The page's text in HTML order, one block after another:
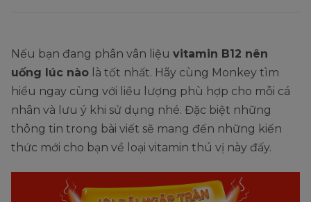
Nếu bạn đang phân vân liệu vitamin B12 nên
uống lúc nào là tốt nhất. Hãy cùng Monkey tìm
hiểu ngay cùng với liều lượng phù hợp cho mỗi cá
nhân và lưu ý khi sử dụng nhé. Đặc biệt những
thông tin trong bài viết sẽ mang đến những kiến
thức mới cho bạn về loại vitamin thú vị này đấy.